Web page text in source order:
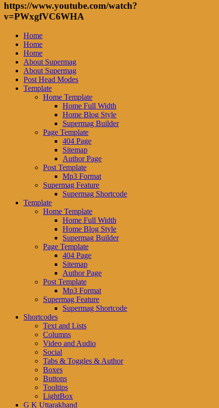
https://www.youtube.com/watch?
v=PWxgfVC6WHA
Home
Home
Home
About Supermag
About Supermag
Post Head Modes
Template
Home Template
Home Full Width
Home Blog Style
Supermag Builder
Page Template
404 Page
Sitemap
Author Page
Post Template
Mp3 Format
Supermag Feature
Supermag Shortcode
Template
Home Template
Home Full Width
Home Blog Style
Supermag Builder
Page Template
404 Page
Sitemap
Author Page
Post Template
Mp3 Format
Supermag Feature
Supermag Shortcode
Shortcodes
Text and Lists
Columns
Video and Audio
Social
Tabs & Toggles & Author
Boxes
Buttons
Tooltips
LightBox
G K Uttarakhand